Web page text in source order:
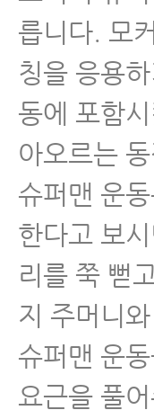
릅니다. 모
칭을 응용
동에 포함
아오르는
슈퍼맨 운
한다고 보
리를 쭉 뻗
지 주머니
슈퍼맨 운
요근을 풀